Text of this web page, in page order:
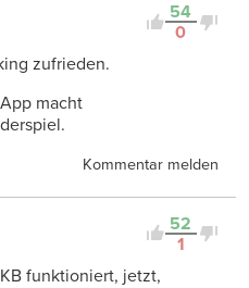
54
0
zufrieden.
macht
Kommentar melden
52
1
funktioniert, jetzt,